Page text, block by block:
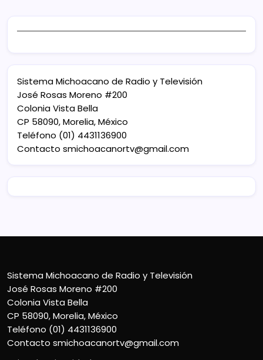
Sistema Michoacano de Radio y Televisión
José Rosas Moreno #200
Colonia Vista Bella
CP 58090, Morelia, México
Teléfono (01) 4431136900
Contacto smichoacanortv@gmail.com
Sistema Michoacano de Radio y Televisión
José Rosas Moreno #200
Colonia Vista Bella
CP 58090, Morelia, México
Teléfono (01) 4431136900
Contacto smichoacanortv@gmail.com